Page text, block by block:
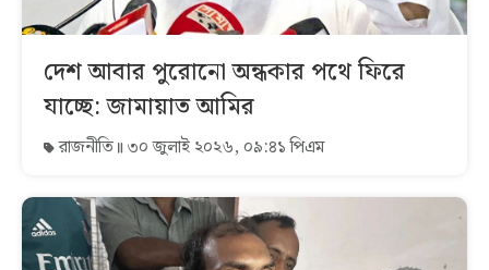
দেশ আবার পুরোনো অন্ধকার পথে ফিরে
যাচ্ছে: জামায়াত আমির
রাজনীতি ৩০ জুলাই ২০২৬, ০৯:৪১ পিএম